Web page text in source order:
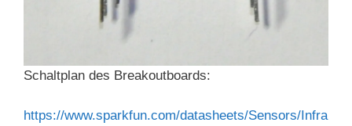
Schaltplan des Breakoutboards:
https://www.sparkfun.com/datasheets/Sensors/Infra